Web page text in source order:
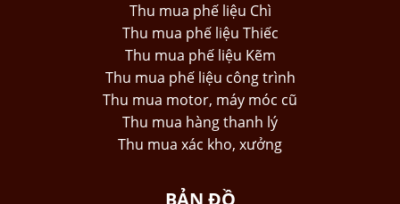
Thu mua phế liệu Chì
Thu mua phế liệu Thiếc
Thu mua phế liệu Kẽm
Thu mua phế liệu công trình
Thu mua motor, máy móc cũ
Thu mua hàng thanh lý
Thu mua xác kho, xưởng
BẢN ĐỒ